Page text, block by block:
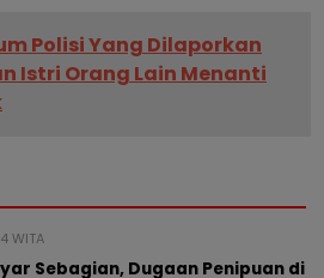
Polisi Yang Dilaporkan
Istri Orang Lain Menanti
WITA
Sebagian, Dugaan Penipuan di